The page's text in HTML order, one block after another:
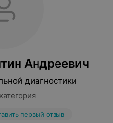
Андреевич
диагностики
первый отзыв